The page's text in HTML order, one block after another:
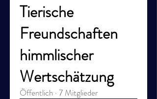
Tierische
Freundschaften
himmlischer
Wertschätzung
Öffentlich · 7 Mitglieder